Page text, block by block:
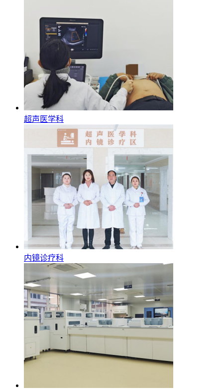
超声医学科
内镜诊疗科